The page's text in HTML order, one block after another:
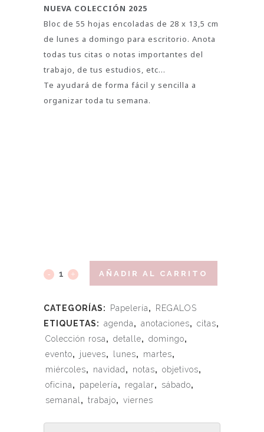
NUEVA COLECCIÓN 2025
Bloc de 55 hojas encoladas de 28 x 13,5 cm
de lunes a domingo para escritorio. Anota
todas tus citas o notas importantes del
trabajo, de tus estudios, etc…
Te ayudará de forma fácil y sencilla a
organizar toda tu semana.
AÑADIR AL CARRITO
CATEGORÍAS: Papelería,
REGALOS
ETIQUETAS: agenda, anotaciones, citas,
Colección rosa, detalle, domingo,
evento, jueves, lunes, martes,
miércoles, navidad , notas, objetivos,
oficina, papelería, regalar, sábado,
semanal , trabajo, viernes